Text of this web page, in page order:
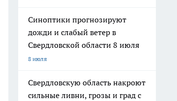
Синоптики прогнозируют
дожди и слабый ветер в
Свердловской области 8 июля
8 июля
Свердловскую область накроют
сильные ливни, грозы и град с